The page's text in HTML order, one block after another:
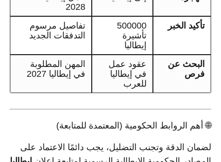
2028
تأكيد الخبر
500000
تأشيرة
إيطاليا
تفاصيل مرسوم
التدفقات الجديد
البحث عن
فرص
عقود عمل
في إيطاليا
للعرب
المهن المطلوبة
في إيطاليا 2027
🌐 أهم الروابط الحكومية (المعتمدة للمتابعة)
لضمان الدقة وتجنب التضليل، يجب دائمًا الاعتماد على